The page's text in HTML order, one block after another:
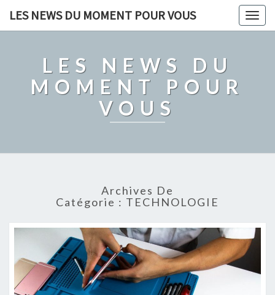
LES NEWS DU MOMENT POUR VOUS
LES NEWS DU
MOMENT POUR
VOUS
Archives De
Catégorie : TECHNOLOGIE